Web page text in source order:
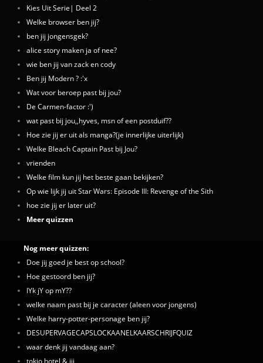
Kies Uit Serie| Deel 2
Welke browser ben jij?
ben jij jongensgek?
alice story maken ja of nee?
wie ben jij van zack en cody
Ben jij Modern ? :'x
Wat voor beroep past bij jou?
De Carmen-factor :')
wat past bij jou,,hyves, msn of een postduif??
Hoe zie jij er uit als manga?(je innerlijke uiterlijk)
Welke Bleach Captain Past bij Jou?
vrienden
Welke film kun jij het beste gaan bekijken?
Op wie lijk jij uit Star Wars: Episode III: Revenge of the Sith
hoe zie jij er later uit?
Meer quizzen
Nog meer quizzen:
Doe jij goed je best op school?
Hoe gestoord ben jij?
lYk jY op mY??
welke naam past bij je caracter (aleen voor jongens)
Welke harry-potter-personage ben jij?
DESUPERVAGECAPSLOCKAANELKAARSCHRIJFQUIZ
waar denk jij vandaag aan?
tokio hotel & jij